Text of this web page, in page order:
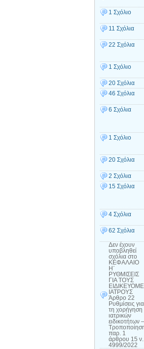
1 Σχόλιο
11 Σχόλια
22 Σχόλια
1 Σχόλιο
20 Σχόλια
46 Σχόλια
6 Σχόλια
1 Σχόλιο
20 Σχόλια
2 Σχόλια
15 Σχόλια
4 Σχόλια
62 Σχόλια
Δεν έχουν
υποβληθεί
σχόλια στο
ΚΕΦΑΛΑΙΟ
Η΄
ΡΥΘΜΙΣΕΙΣ
ΓΙΑ ΤΟΥΣ
ΙΑΤΡΟΥΣ
Άρθρο 22
Ρυθμίσεις για
τη χορήγηση
ιατρικών
ειδικοτήτων –
παρ. 1
άρθρου 15 ν.
4999/2022